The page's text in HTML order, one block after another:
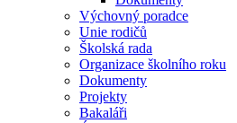
Výchovný poradce
Unie rodičů
Školská rada
Organizace školního roku
Dokumenty
Projekty
Bakaláři